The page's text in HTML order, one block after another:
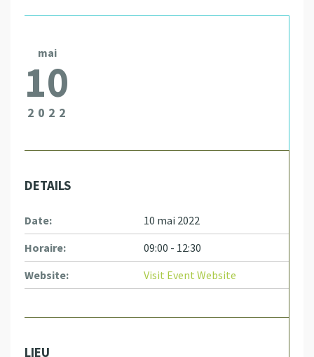
mai
10
2022
DETAILS
Date:
10 mai 2022
Horaire:
09:00 - 12:30
Website:
Visit Event Website
LIEU